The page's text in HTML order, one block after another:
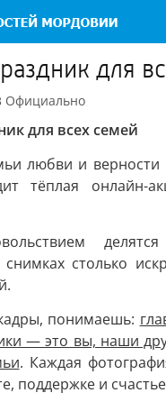
для
Официально
для всех семей
любви и верности
тёплая онлайн-
делятся
столько
понимаешь:
— это вы, наши
. Каждая
поддержке и